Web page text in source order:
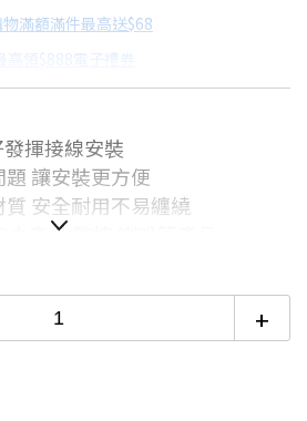
每期金額
$15
$8
配合銀行/業者
18家銀行/業者
滿額滿件最高送$68
領$888電子禮券
聯名卡滿額最高回饋25%
滿額享回饋
揮接線安裝
讓安裝更方便
質 安全耐用不易纏繞
產品 監控 喇叭等產品
及適配的充電線瓦數
+